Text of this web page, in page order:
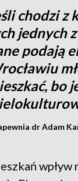
chodzi z
jednych
podają
bo
dr Adam